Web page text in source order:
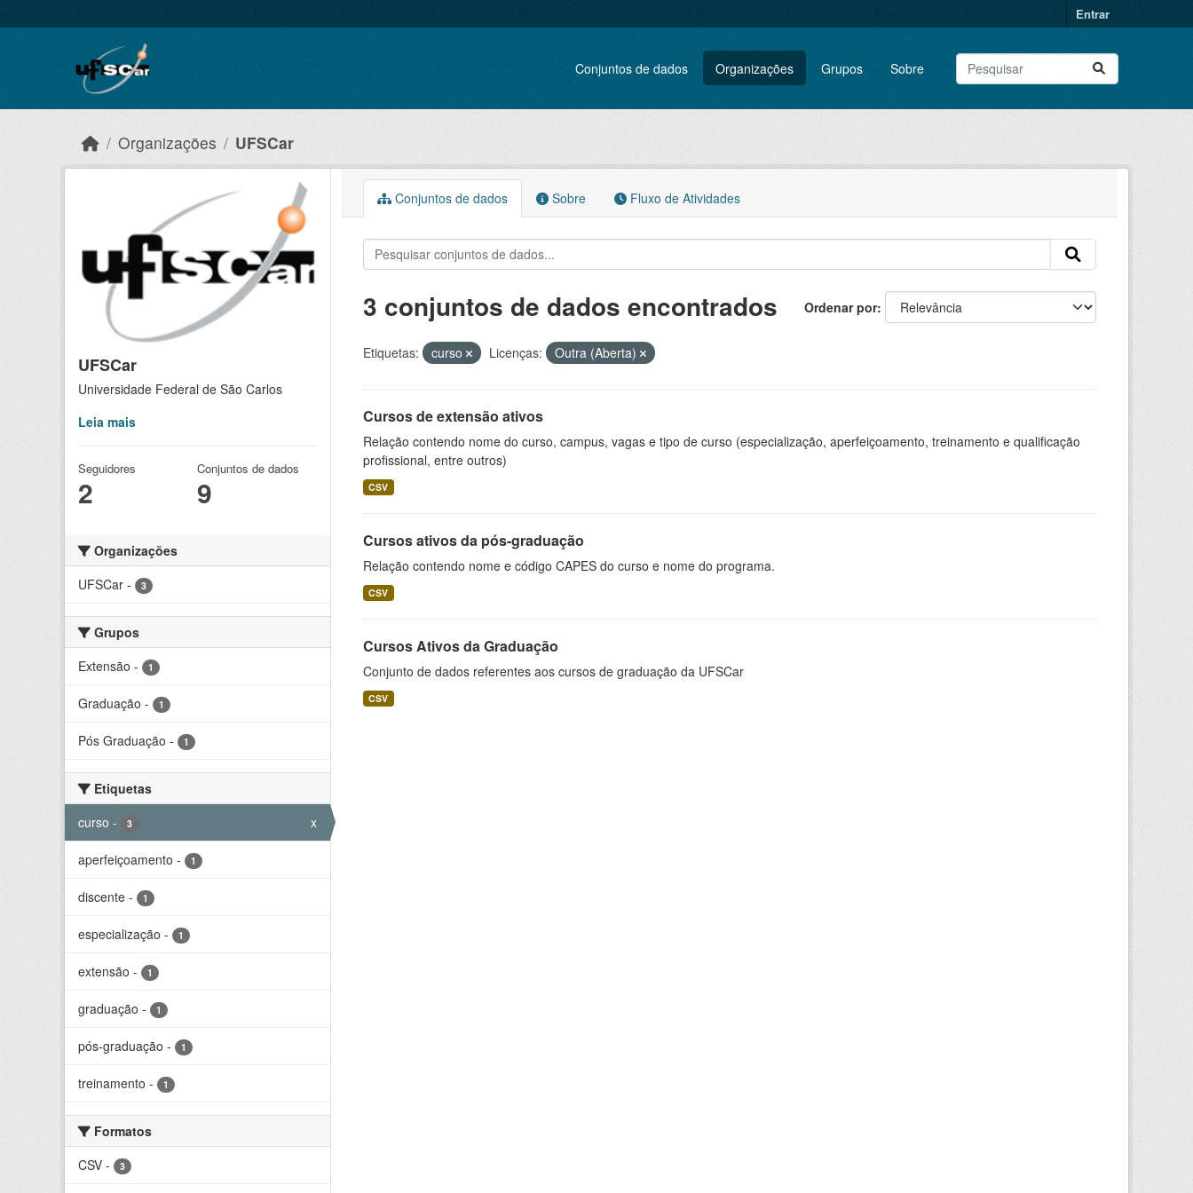
Entrar
Conjuntos de dados Organizações Grupos Sobre
Organizações UFSCar
UFSCar
Universidade Federal de São Carlos
Leia mais
Seguidores
2
Conjuntos de dados
9
Organizações
UFSCar - 3
Grupos
Extensão - 1
Graduação - 1
Pós Graduação - 1
Etiquetas
curso - 3 x
aperfeiçoamento - 1
discente - 1
especialização - 1
extensão - 1
graduação - 1
pós-graduação - 1
treinamento - 1
Formatos
CSV - 3
Conjuntos de dados Sobre Fluxo de Atividades
Ordenar por
3 conjuntos de dados encontrados
Etiquetas: curso Licenças: Outra (Aberta)
Cursos de extensão ativos
Relação contendo nome do curso, campus, vagas e tipo de curso (especialização, aperfeiçoamento, treinamento e qualificação
profissional, entre outros)
CSV
Cursos ativos da pós-graduação
Relação contendo nome e código CAPES do curso e nome do programa.
CSV
Cursos Ativos da Graduação
Conjunto de dados referentes aos cursos de graduação da UFSCar
CSV